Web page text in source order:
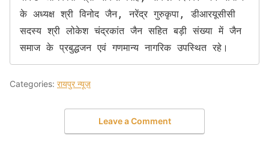
के अध्यक्ष श्री विनोद जैन, नरेंद्र गुरुकृपा, डीआरयूसीसी
सदस्य श्री लोकेश चंद्रकांत जैन सहित बड़ी संख्या में जैन
समाज के प्रबुद्धजन एवं गणमान्य नागरिक उपस्थित रहे।
Categories: रायपुर न्यूज़
Leave a Comment